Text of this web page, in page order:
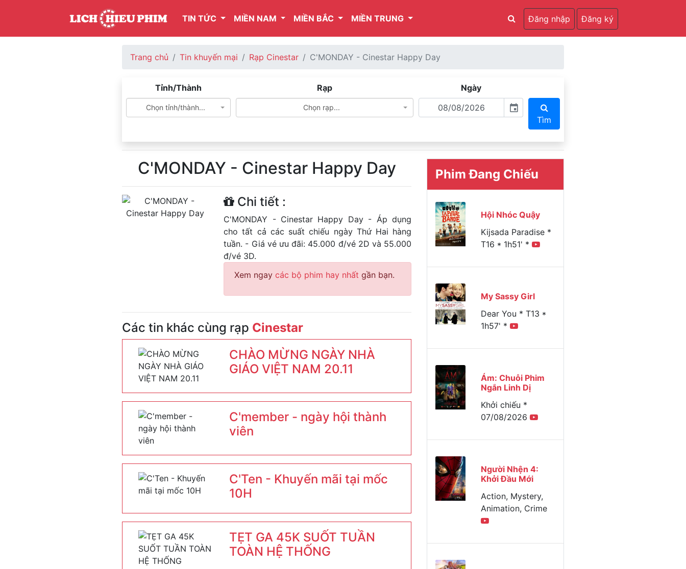
TIN TỨC MIỀN NAM MIỀN BẮC MIỀN TRUNG Đăng nhập Đăng ký
Trang chủ Tin khuyến mại Rạp Cinestar C'MONDAY - Cinestar Happy Day
Tỉnh/Thành
Chọn tỉnh/thành...
Rạp
Chọn rạp...
Ngày
event
Tìm
C'MONDAY - Cinestar Happy Day
Chi tiết :
C'MONDAY - Cinestar Happy Day - Áp dụng
cho tất cả các suất chiếu ngày Thứ Hai hàng
tuần. - Giá vé ưu đãi: 45.000 đ/vé 2D và 55.000
đ/vé 3D.
Xem ngaycác bộ phim hay nhấtgần bạn.
Các tin khác cùng rạp Cinestar
CHÀO MỪNG NGÀY NHÀ
GIÁO VIỆT NAM 20.11
C'member - ngày hội thành
viên
C'Ten - Khuyến mãi tại mốc
10H
TẸT GA 45K SUỐT TUẦN
TOÀN HỆ THỐNG
Phim Đang Chiếu
Hội Nhóc Quậy
Kijsada Paradise *
T16 * 1h51' *
My Sassy Girl
Dear You * T13 *
1h57' *
Ám: Chuỗi Phim
Ngắn Linh Dị
Khởi chiếu *
07/08/2026
Người Nhện 4:
Khởi Đầu Mới
Action, Mystery,
Animation, Crime